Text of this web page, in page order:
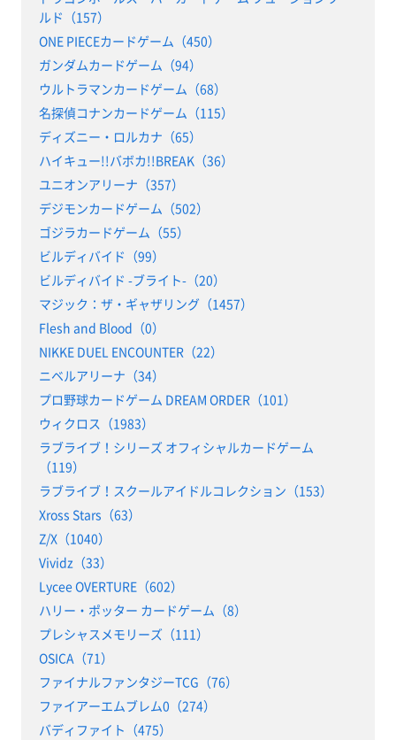
ルド（157）
ONE PIECEカードゲーム（450）
ガンダムカードゲーム（94）
ウルトラマンカードゲーム（68）
名探偵コナンカードゲーム（115）
ディズニー・ロルカナ（65）
ハイキュー!!バボカ!!BREAK（36）
ユニオンアリーナ（357）
デジモンカードゲーム（502）
ゴジラカードゲーム（55）
ビルディバイド（99）
ビルディバイド -ブライト-（20）
マジック：ザ・ギャザリング（1457）
Flesh and Blood（0）
NIKKE DUEL ENCOUNTER（22）
ニベルアリーナ（34）
プロ野球カードゲーム DREAM ORDER（101）
ウィクロス（1983）
ラブライブ！シリーズ オフィシャルカードゲーム
（119）
ラブライブ！スクールアイドルコレクション（153）
Xross Stars（63）
Z/X（1040）
Vividz（33）
Lycee OVERTURE（602）
ハリー・ポッター カードゲーム（8）
プレシャスメモリーズ（111）
OSICA（71）
ファイナルファンタジーTCG（76）
ファイアーエムブレム0（274）
バディファイト（475）